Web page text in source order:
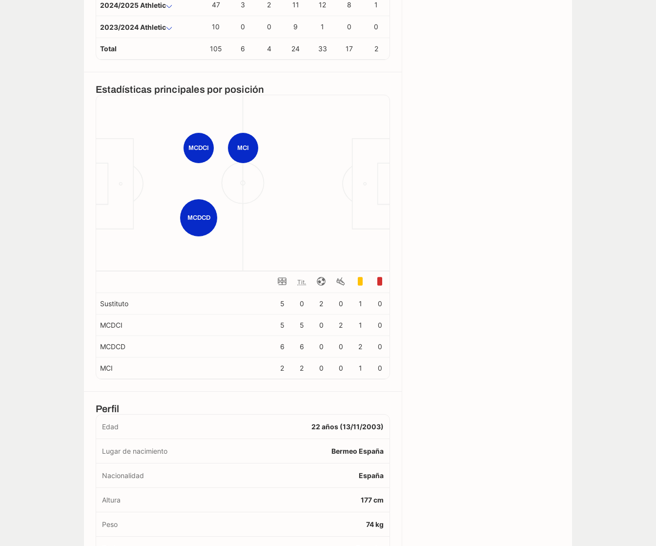
2024/2025 Athletic 47 3 2 11 12 8 1
2023/2024 Athletic 10 0 0 9 1 0 0
Total 105 6 4 24 33 17 2
Estadísticas principales por posición
MCDCD
MCDCI MCI
Tit.
Sustituto 5 0 2 0 1 0
MCDCI 5 5 0 2 1 0
MCDCD 6 6 0 0 2 0
MCI 2 2 0 0 1 0
Perfil
Edad 22 años (13/11/2003)
Lugar de nacimiento Bermeo España
Nacionalidad España
Altura 177 cm
Peso 74 kg